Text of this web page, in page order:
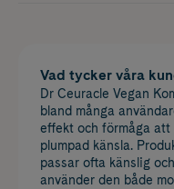
Vad tycker våra
Dr Ceuracle Vegan
bland många
effekt och förmåga
plumpad känsla.
passar ofta känslig
använder den både